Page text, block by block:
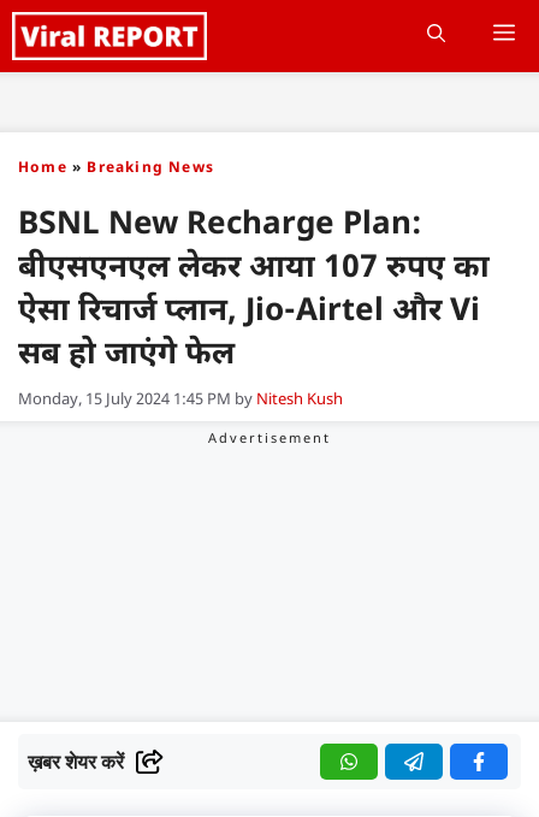
Skip
to
Home » Breaking News
BSNL New Recharge Plan:
बीएसएनएल लेकर आया 107 रुपए का
ऐसा रिचार्ज प्लान, Jio-Airtel और Vi
सब हो जाएंगे फेल
Monday, 15 July 2024 1:45 PM by Nitesh Kush
ख़बर शेयर करें